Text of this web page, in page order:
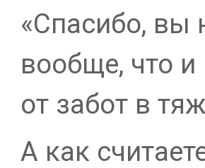
«Спасибо, вы
вообще, что
от забот в
А как